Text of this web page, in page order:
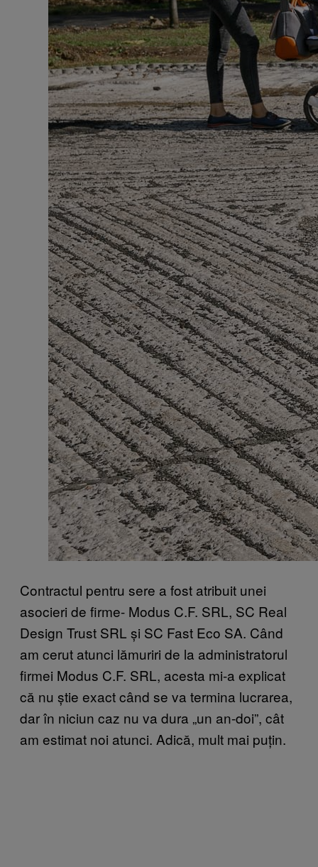
Contractul pentru sere a fost atribuit unei
asocieri de firme- Modus C.F. SRL, SC Real
Design Trust SRL și SC Fast Eco SA. Când
am cerut atunci lămuriri de la administratorul
firmei Modus C.F. SRL, acesta mi-a explicat
că nu știe exact când se va termina lucrarea,
dar în niciun caz nu va dura „un an-doi”, cât
am estimat noi atunci. Adică, mult mai puțin.